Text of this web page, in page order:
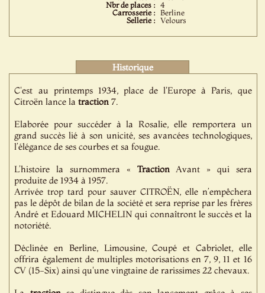
Nbr de places : 4
Carrosserie : Berline
Sellerie : Velours
Historique
C'est au printemps 1934, place de l'Europe à Paris, que
Citroën lance latraction 7.
Elaborée pour succéder à la Rosalie, elle remportera un
grand succès lié à son unicité, ses avancées technologiques,
l’élégance de ses courbes et sa fougue.
L’histoire la surnommera « TractionAvant » qui sera
produite de 1934 à 1957.
Arrivée trop tard pour sauver CITROËN, elle n’empêchera
pas le dépôt de bilan de la société et sera reprise par les frères
André et Edouard MICHELIN qui connaîtront le succès et la
notoriété.
Déclinée en Berline, Limousine, Coupé et Cabriolet, elle
offrira également de multiples motorisations en 7, 9, 11 et 16
CV (15-Six) ainsi qu'une vingtaine de rarissimes 22 chevaux.